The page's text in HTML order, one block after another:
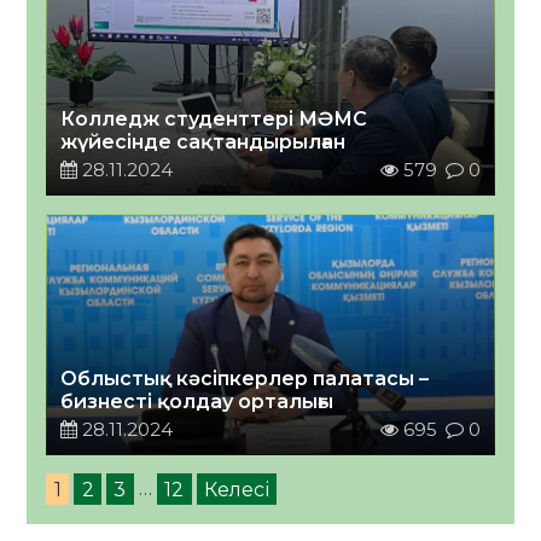
Колледж студенттері МӘМС
жүйесінде сақтандырылған
28.11.2024
579 0
Облыстық кәсіпкерлер палатасы –
бизнесті қолдау орталығы
28.11.2024
695 0
1 2 3 … 12 Келесі